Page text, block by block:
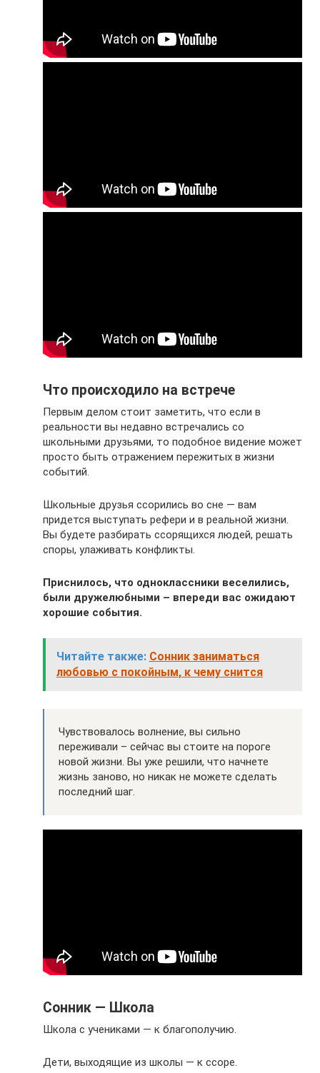
Что происходило на встрече
Первым делом стоит заметить, что если в
реальности вы недавно встречались со
школьными друзьями, то подобное видение может
просто быть отражением пережитых в жизни
событий.
Школьные друзья ссорились во сне — вам
придется выступать рефери и в реальной жизни.
Вы будете разбирать ссорящихся людей, решать
споры, улаживать конфликты.
Приснилось, что одноклассники веселились,
были дружелюбными – впереди вас ожидают
хорошие события.
Читайте также: Сонник заниматься
любовью с покойным, к чему снится
Чувствовалось волнение, вы сильно
переживали – сейчас вы стоите на пороге
новой жизни. Вы уже решили, что начнете
жизнь заново, но никак не можете сделать
последний шаг.
Сонник — Школа
Школа с учениками — к благополучию.
Дети, выходящие из школы — к ссоре.